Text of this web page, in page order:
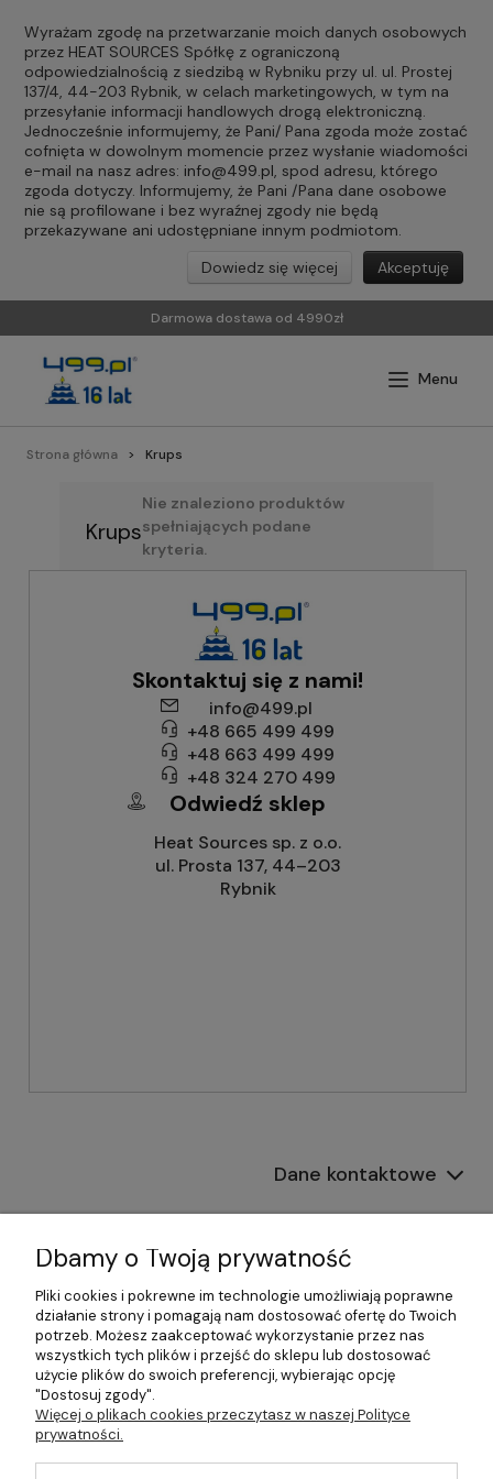
Wyrażam zgodę na przetwarzanie moich danych osobowych
przez HEAT SOURCES Spółkę z ograniczoną
odpowiedzialnością z siedzibą w Rybniku przy ul. ul. Prostej
137/4, 44-203 Rybnik, w celach marketingowych, w tym na
przesyłanie informacji handlowych drogą elektroniczną.
Jednocześnie informujemy, że Pani/ Pana zgoda może zostać
cofnięta w dowolnym momencie przez wysłanie wiadomości
e-mail na nasz adres: info@499.pl, spod adresu, którego
zgoda dotyczy. Informujemy, że Pani /Pana dane osobowe
nie są profilowane i bez wyraźnej zgody nie będą
przekazywane ani udostępniane innym podmiotom.
Akceptuję
Dowiedz się więcej
Darmowa dostawa od 4990zł
Strona główna Krups
Krups
Nie znaleziono produktów
spełniających podane
kryteria.
Skontaktuj się z nami!
info@499.pl
+48 665 499 499
+48 663 499 499
+48 324 270 499
Odwiedź sklep
Heat Sources sp. z o.o.
ul. Prosta 137, 44–203
Rybnik
Dane kontaktowe
Informacje
Płatności i dostawa
Pomoc
Moje konto
©2026 Wszelkie Prawa Zastrzeżone | 499.pl - najlepszy sklep z
Dbamy o Twoją prywatność
Pliki cookies i pokrewne im technologie umożliwiają poprawne
działanie strony i pomagają nam dostosować ofertę do Twoich
potrzeb. Możesz zaakceptować wykorzystanie przez nas
wszystkich tych plików i przejść do sklepu lub dostosować
użycie plików do swoich preferencji, wybierając opcję
"Dostosuj zgody".
Więcej o plikach cookies przeczytasz w naszej Polityce
prywatności.